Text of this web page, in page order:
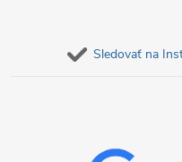
Sledovať na